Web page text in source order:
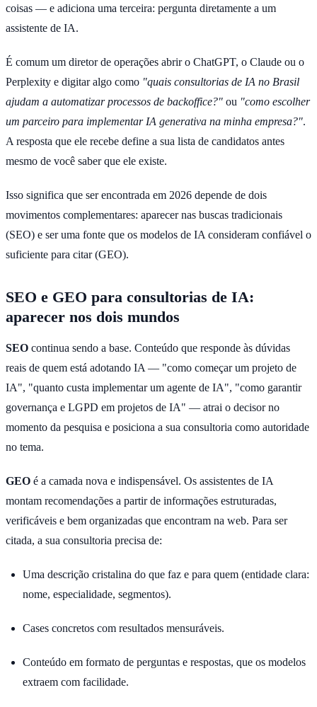
coisas — e adiciona uma terceira: pergunta diretamente a um
assistente de IA.
É comum um diretor de operações abrir o ChatGPT, o Claude ou o
Perplexity e digitar algo como "quais consultorias de IA no Brasil
ajudam a automatizar processos de backoffice?" ou "como escolher
um parceiro para implementar IA generativa na minha empresa?".
A resposta que ele recebe define a sua lista de candidatos antes
mesmo de você saber que ele existe.
Isso significa que ser encontrada em 2026 depende de dois
movimentos complementares: aparecer nas buscas tradicionais
(SEO) e ser uma fonte que os modelos de IA consideram confiável o
suficiente para citar (GEO).
SEO e GEO para consultorias de IA:
aparecer nos dois mundos
SEO continua sendo a base. Conteúdo que responde às dúvidas
reais de quem está adotando IA — "como começar um projeto de
IA", "quanto custa implementar um agente de IA", "como garantir
governança e LGPD em projetos de IA" — atrai o decisor no
momento da pesquisa e posiciona a sua consultoria como autoridade
no tema.
GEO é a camada nova e indispensável. Os assistentes de IA
montam recomendações a partir de informações estruturadas,
verificáveis e bem organizadas que encontram na web. Para ser
citada, a sua consultoria precisa de:
Uma descrição cristalina do que faz e para quem (entidade clara:
nome, especialidade, segmentos).
Cases concretos com resultados mensuráveis.
Conteúdo em formato de perguntas e respostas, que os modelos
extraem com facilidade.